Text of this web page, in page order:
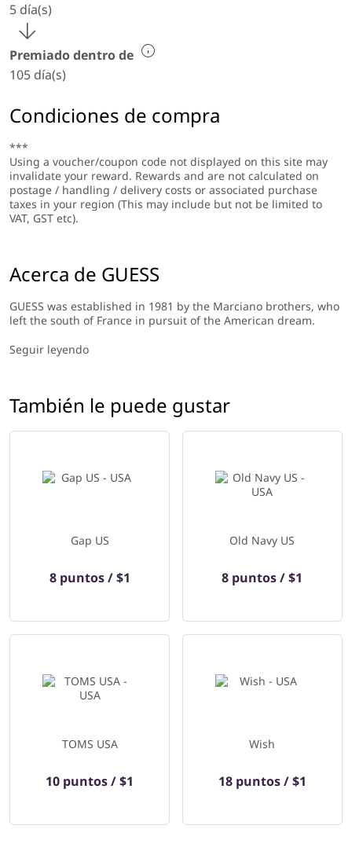
5 día(s)
Premiado dentro de
105 día(s)
Condiciones de compra
***
Using a voucher/coupon code not displayed on this site may
invalidate your reward. Rewards and are not calculated on
postage / handling / delivery costs or associated purchase
taxes in your region (This may include but not be limited to
VAT, GST etc).
Acerca de GUESS
GUESS was established in 1981 by the Marciano brothers, who
left the south of France in pursuit of the American dream.
denim. GUESS quickly became a symbol of a young, sexy and
Seguir leyendo
También le puede gustar
Gap US
8 puntos / $1
Old Navy US
8 puntos / $1
TOMS USA
10 puntos / $1
Wish
18 puntos / $1